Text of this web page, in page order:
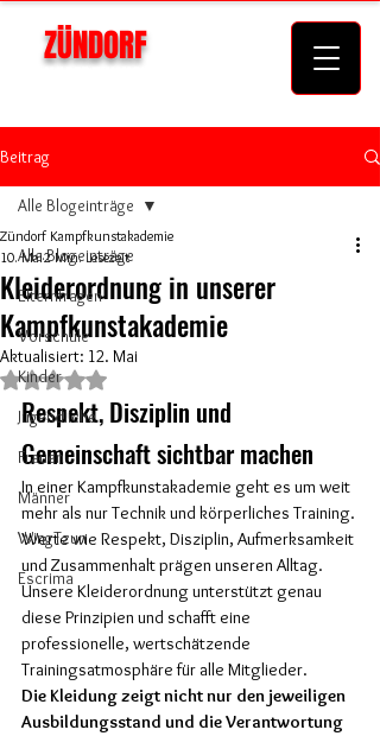
ZÜNDORF
Beitrag
Alle Blogeinträge
Elternfragen
Vorschule
Kinder
Jugendliche
Frauen
Männer
WingTzun
Escrima
Alle Blogeinträge
Kleiderordnung in unserer
Kampfkunstakademie
Zündorf Kampfkunstakademie
10. Mai2 Min. Lesezeit
Aktualisiert: 12. Mai
Mit NaN von 5 Sternen bewertet.
Respekt, Disziplin und
Gemeinschaft sichtbar machen
In einer Kampfkunstakademie geht es um weit
mehr als nur Technik und körperliches Training.
Werte wie Respekt, Disziplin, Aufmerksamkeit
und Zusammenhalt prägen unseren Alltag.
Unsere Kleiderordnung unterstützt genau
diese Prinzipien und schafft eine
professionelle, wertschätzende
Trainingsatmosphäre für alle Mitglieder.
Die Kleidung zeigt nicht nur den jeweiligen
Ausbildungsstand und die Verantwortung